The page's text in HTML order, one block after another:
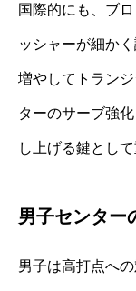
国際的にも、ブ
ッシャーが細か
増やしてトラン
ターのサーブ強
し上げる鍵とし
男子センター
男子は高打点へ